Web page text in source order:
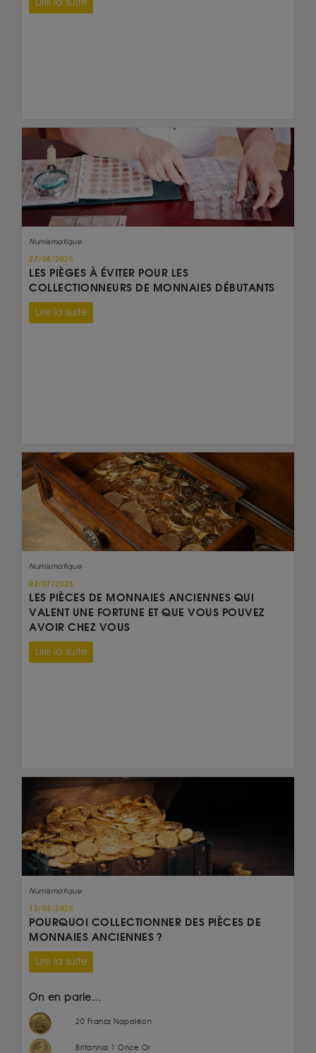
Lire la suite
Numismatique
27/08/2025
LES PIÈGES À ÉVITER POUR LES
COLLECTIONNEURS DE MONNAIES DÉBUTANTS
Lire la suite
Numismatique
02/07/2025
LES PIÈCES DE MONNAIES ANCIENNES QUI
VALENT UNE FORTUNE ET QUE VOUS POUVEZ
AVOIR CHEZ VOUS
Lire la suite
Numismatique
12/03/2025
POURQUOI COLLECTIONNER DES PIÈCES DE
MONNAIES ANCIENNES ?
Lire la suite
On en parle...
20 Francs Napoléon
Britannia 1 Once Or